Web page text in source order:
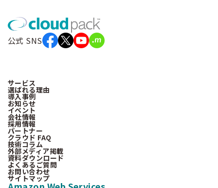
公式 SNS
サービス
選ばれる理由
導入事例
お知らせ
イベント
会社情報
採用情報
パートナー
クラウド FAQ
技術コラム
外部メディア掲載
資料ダウンロード
よくあるご質問
お問い合わせ
サイトマップ